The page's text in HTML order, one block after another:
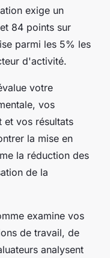
exige un
84 points sur
parmi les 5% les
d'activité.
votre
vos
vos résultats
la mise en
la réduction des
de la
examine vos
de travail, de
analysent